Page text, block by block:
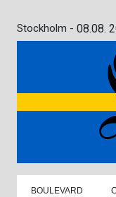
Stockholm - 08.08.
BOULEVARD